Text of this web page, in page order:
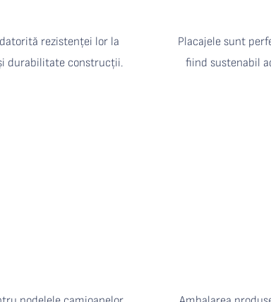
rezistenței lor la
durabilitate construcții.
Placajele sunt
fiind sustenabil